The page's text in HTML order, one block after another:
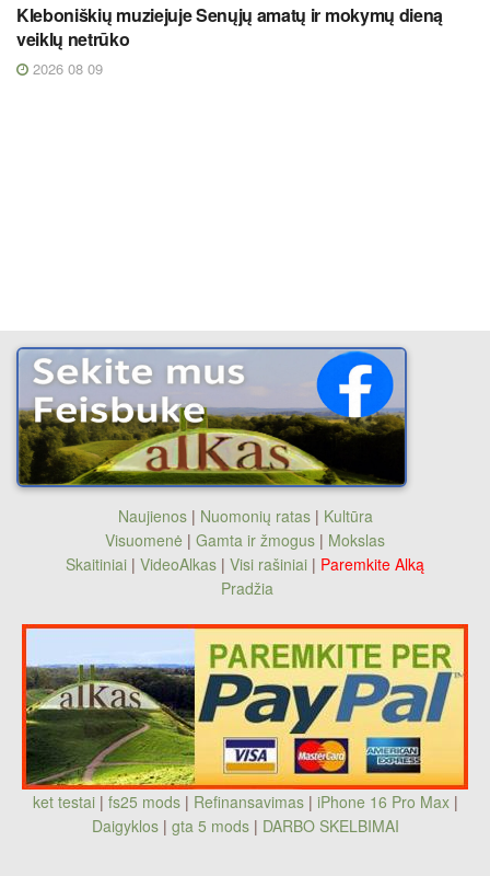
Kleboniškių muziejuje Senųjų amatų ir mokymų dieną
veiklų netrūko
2026 08 09
Naujienos| Nuomonių ratas| Kultūra
Visuomenė | Gamta ir žmogus | Mokslas
Skaitiniai | VideoAlkas | Visi rašiniai | Paremkite Alką
Pradžia
ket testai | fs25 mods| Refinansavimas| iPhone 16 Pro Max|
Daigyklos| gta 5 mods | DARBO SKELBIMAI